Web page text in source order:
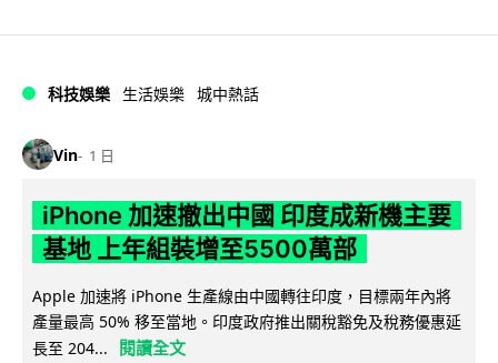
科技娛樂 生活娛樂 城中熱話
Vin 1 日
iPhone 加速撤出中國 印度成新機主要
基地 上年組裝增至5500萬部
Apple 加速將 iPhone 生產線由中國轉往印度，目標兩年內將
產量最高 50% 移至當地。印度政府推出關稅豁免及稅務優惠延
長至 204...
閱讀全文